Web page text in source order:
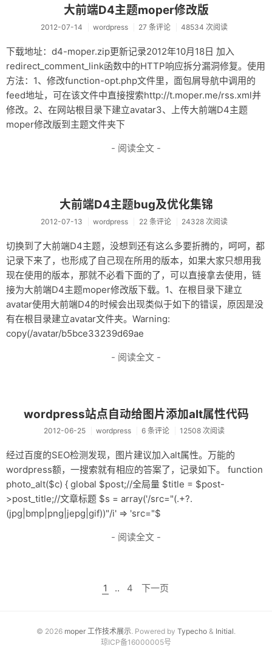
大前端D4主题moper修改版
2012-07-14 wordpress 27 条评论 48534 次阅读
下载地址：d4-moper.zip更新记录2012年10月18日 加入
redirect_comment_link函数中的HTTP响应拆分漏洞修复。使用
方法：1、修改function-opt.php文件里，面包屑导航中调用的
feed地址，可在该文件中直接搜索http://t.moper.me/rss.xml并
修改。2、在网站根目录下建立avatar3、上传大前端D4主题
moper修改版到主题文件夹下
- 阅读全文 -
大前端D4主题bug及优化集锦
2012-07-13 wordpress 22 条评论 24328 次阅读
切换到了大前端D4主题，没想到还有这么多要折腾的，呵呵，都
记录下来了，也形成了自己现在所用的版本，如果大家只想用我
现在使用的版本，那就不必看下面的了，可以直接拿去使用，链
接为大前端D4主题moper修改版下载。1、在根目录下建立
avatar使用大前端D4的时候会出现类似于如下的错误，原因是没
有在根目录建立avatar文件夹。Warning:
copy(/avatar/b5bce33239d69ae
- 阅读全文 -
wordpress站点自动给图片添加alt属性代码
2012-06-25 wordpress 6 条评论 12508 次阅读
经过百度的SEO检测发现，图片建议加入alt属性。万能的
wordpress额，一搜索就有相应的答案了，记录如下。 function
photo_alt($c) { global $post;//全局量 $title = $post-
>post_title;//文章标题 $s = array('/src="(.+?.
(jpg|bmp|png|jepg|gif))"/i' => 'src="$
- 阅读全文 -
1 .. 4 下一页
© 2026 moper 工作技术展示. Powered by Typecho & Initial.
琼ICP备16000005号